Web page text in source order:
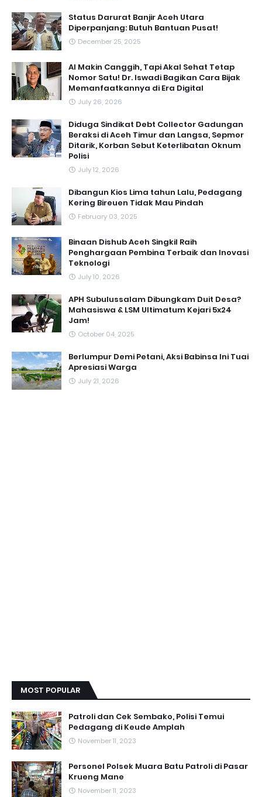
Status Darurat Banjir Aceh Utara
Diperpanjang: Butuh Bantuan Pusat!
December 25, 2025
AI Makin Canggih, Tapi Akal Sehat Tetap
Nomor Satu! Dr. Iswadi Bagikan Cara Bijak
Memanfaatkannya di Era Digital
July 26, 2026
Diduga Sindikat Debt Collector Gadungan
Beraksi di Aceh Timur dan Langsa, Sepmor
Ditarik, Korban Sebut Keterlibatan Oknum
Polisi
July 12, 2026
Dibangun Kios Lima tahun Lalu, Pedagang
Kering Bireuen Tidak Mau Pindah
February 03, 2025
Binaan Dishub Aceh Singkil Raih
Penghargaan Pembina Terbaik dan Inovasi
Teknologi
July 10, 2026
APH Subulussalam Dibungkam Duit Desa?
Mahasiswa & LSM Ultimatum Kejari 5x24
Jam!
October 04, 2025
Berlumpur Demi Petani, Aksi Babinsa Ini Tuai
Apresiasi Warga
July 21, 2026
MOST POPULAR
Patroli dan Cek Sembako, Polisi Temui
Pedagang di Keude Amplah
November 11, 2023
Personel Polsek Muara Batu Patroli di Pasar
Krueng Mane
November 11, 2023